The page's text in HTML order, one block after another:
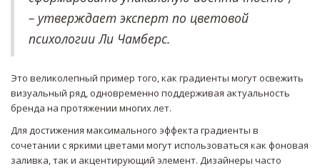
– утверждает эксперт по цветовой
психологии Ли Чамберс.
Это великолепный пример того, как градиенты могут освежить
визуальный ряд, одновременно поддерживая актуальность
бренда на протяжении многих лет.
Для достижения максимального эффекта градиенты в
сочетании с яркими цветами могут использоваться как фоновая
заливка, так и акцентирующий элемент. Дизайнеры часто